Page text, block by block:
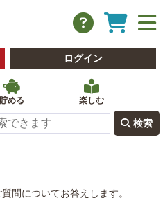
ログイン
貯める 楽しむ
 検索
問についてお答えします。